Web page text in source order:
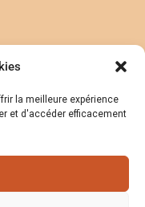
la meilleure expérience
et d'accéder efficacement